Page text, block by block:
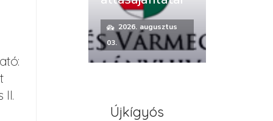
II.
2026. augusztus
03.
Újkígyós